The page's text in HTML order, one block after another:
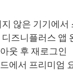
않은 기기에서
즈니플러스 앱
웃 후 재로그인
에서 프리미엄